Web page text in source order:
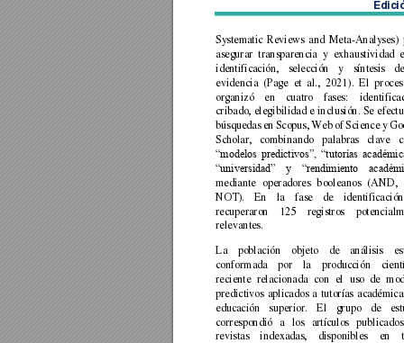
Systematic Reviews and Meta-Analyses)
asegurar transparencia y exhaustividad
identificación,
selección y síntesis
evidencia (Page et al., 2021). El
organizó
en cuatro fases:
cribado, elegibilidad e inclusión. Se
búsquedas en Scopus, Web of Science y
Scholar,
combinando palabras clave
“modelos predictivos”, “tutorías
“universidad”
y “rendimiento
mediante
operadores booleanos
(AND,
NOT).
En la fase de
recuperaron
125 registros
relevantes.
La población objeto de análisis
conformada
por la producción
reciente relacionada con el uso de
predictivos aplicados a tutorías
educación
superior. El grupo de
correspondió
a los artículos
revistas
indexadas, disponibles en